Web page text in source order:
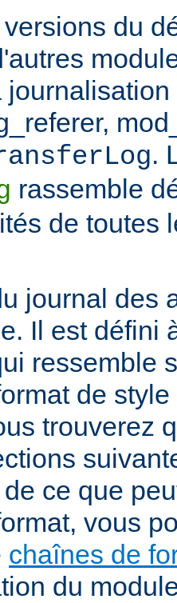
du
.
rassemble
de toutes
journal des
Il est défini
ressemble
de
trouverez
ce que
vous
chaînes de
du